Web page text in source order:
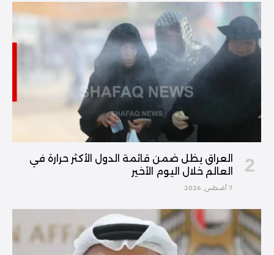
العراق يظل ضمن قائمة الدول الأكثر حرارة في
العالم خلال اليوم الأخير
7 أغسطس, 2026